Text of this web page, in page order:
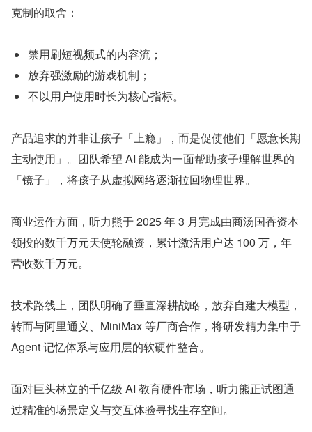
克制的取舍：
禁用刷短视频式的内容流；
放弃强激励的游戏机制；
不以用户使用时长为核心指标。
产品追求的并非让孩子「上瘾」，而是促使他们「愿意长期
主动使用」。团队希望 AI 能成为一面帮助孩子理解世界的
「镜子」，将孩子从虚拟网络逐渐拉回物理世界。
商业运作方面，听力熊于 2025 年 3 月完成由商汤国香资本
领投的数千万元天使轮融资，累计激活用户达 100 万，年
营收数千万元。
技术路线上，团队明确了垂直深耕战略，放弃自建大模型，
转而与阿里通义、MiniMax 等厂商合作，将研发精力集中于
Agent 记忆体系与应用层的软硬件整合。
面对巨头林立的千亿级 AI 教育硬件市场，听力熊正试图通
过精准的场景定义与交互体验寻找生存空间。